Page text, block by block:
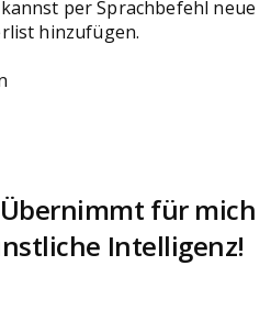
per Sprachbefehl neue
hinzufügen.
für mich
Intelligenz!